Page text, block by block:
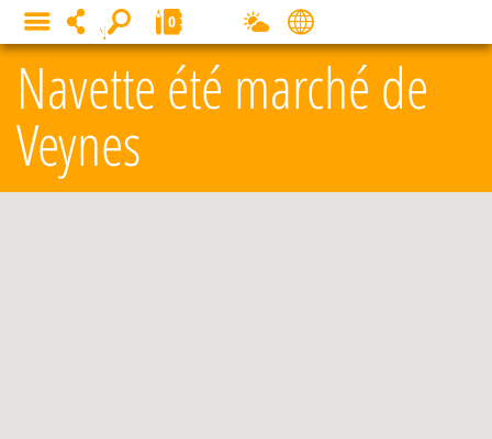
Navette été marché de
Veynes
MENU 0
Panneau de gestion des cookies